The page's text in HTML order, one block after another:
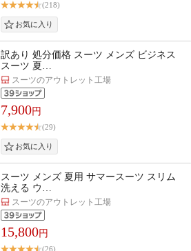
(218)
訳あり 処分価格 スーツ メンズ ビジネス
スーツ 夏…
スーツのアウトレット工場
7,900円
(29)
スーツ メンズ 夏用 サマースーツ スリム
洗える ウ…
スーツのアウトレット工場
15,800円
(26)